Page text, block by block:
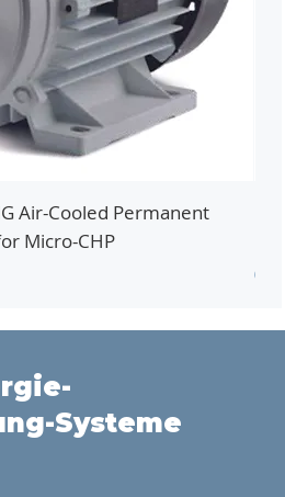
Air-Cooled Permanent
Micro-CHP
Systeme